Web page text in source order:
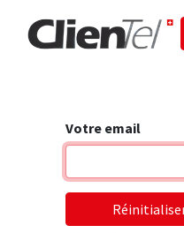
Votre email